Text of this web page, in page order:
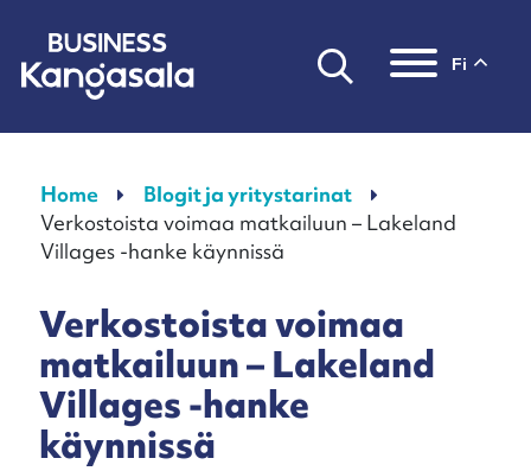
Home
Blogit ja yritystarinat
Verkostoista voimaa matkailuun – Lakeland
Villages -hanke käynnissä
Verkostoista voimaa
matkailuun – Lakeland
Villages -hanke
käynnissä
fi